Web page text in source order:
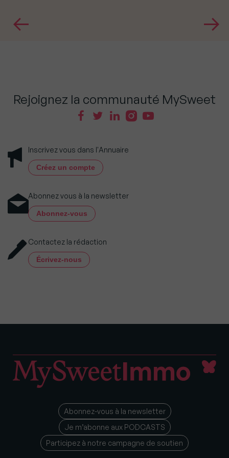
Rejoignez la communauté MySweet
Inscrivez vous dans l'Annuaire
Créez un compte
Abonnez vous à la newsletter
Abonnez-vous
Contactez la rédaction
Écrivez-nous
Abonnez-vous à la newsletter
Je m’abonne aux PODCASTS
Participez à notre campagne de soutien